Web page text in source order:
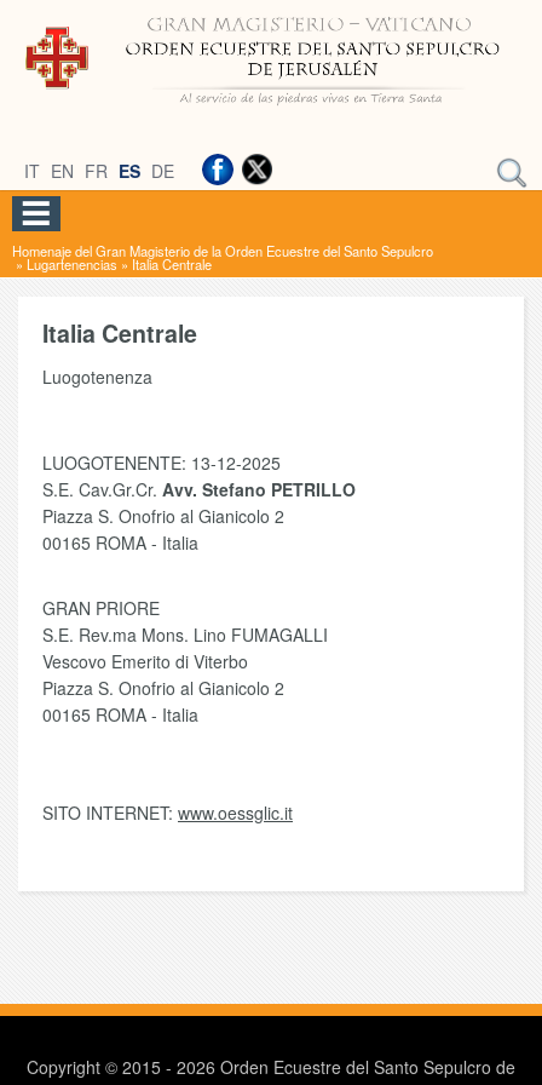
IT EN FR ES DE
Homenaje del Gran Magisterio de la Orden Ecuestre del Santo Sepulcro
» Lugartenencias » Italia Centrale
Italia Centrale
Luogotenenza
LUOGOTENENTE: 13-12-2025
S.E. Cav.Gr.Cr. Avv. Stefano PETRILLO
Piazza S. Onofrio al Gianicolo 2
00165 ROMA - Italia
GRAN PRIORE
S.E. Rev.ma Mons. Lino FUMAGALLI
Vescovo Emerito di Viterbo
Piazza S. Onofrio al Gianicolo 2
00165 ROMA - Italia
SITO INTERNET: www.oessglic.it
Copyright © 2015 - 2026 Orden Ecuestre del Santo Sepulcro de